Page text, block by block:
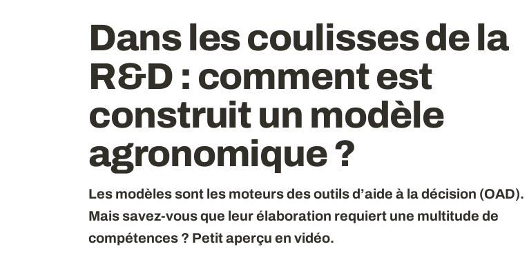
Dans les coulisses de la
R&D : comment est
construit un modèle
agronomique ?
Les modèles sont les moteurs des outils d’aide à la décision (OAD).
Mais savez-vous que leur élaboration requiert une multitude de
compétences ? Petit aperçu en vidéo.